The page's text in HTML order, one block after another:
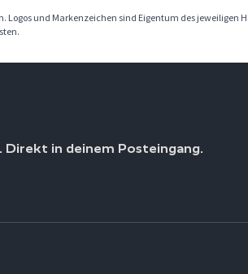
und Markenzeichen sind Eigentum des jeweiligen
Direkt in deinem Posteingang.